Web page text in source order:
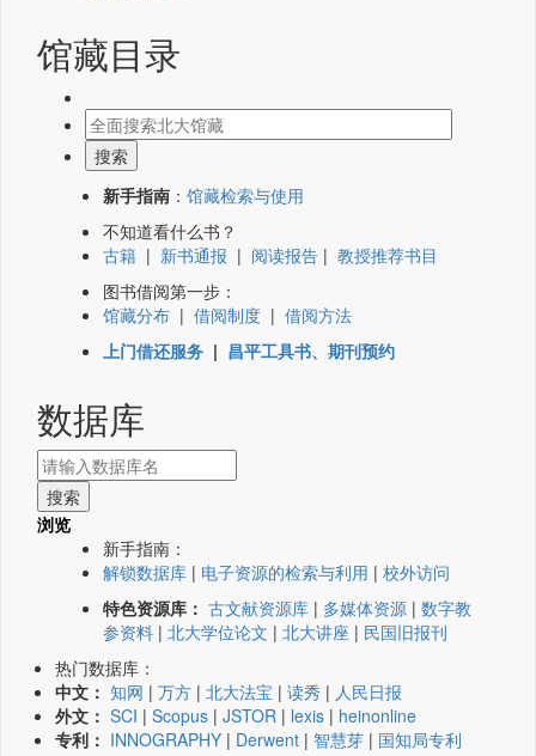
馆藏目录
新手指南 ： 馆藏检索与使用
不知道看什么书？
古籍 | 新书通报 | 阅读报告 | 教授推荐书目
图书借阅第一步：
馆藏分布 | 借阅制度 | 借阅方法
上门借还服务 | 昌平工具书、期刊预约
数据库
浏览
新手指南：
解锁数据库 | 电子资源的检索与利用 | 校外访问
特色资源库： 古文献资源库 | 多媒体资源 | 数字教
参资料 | 北大学位论文 | 北大讲座 | 民国旧报刊
热门数据库：
中文： 知网 | 万方 | 北大法宝 | 读秀 | 人民日报
外文： SCI | Scopus | JSTOR | lexis | heinonline
专利： INNOGRAPHY | Derwent | 智慧芽 | 国知局专利